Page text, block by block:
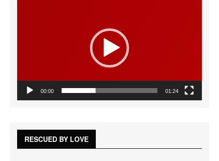
00:00 01:24
RESCUED BY LOVE